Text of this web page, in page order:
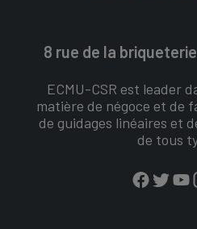
8 rue de la
ECMU-CSR est leader
matière de négoce et de
de guidages linéaires et
de tous